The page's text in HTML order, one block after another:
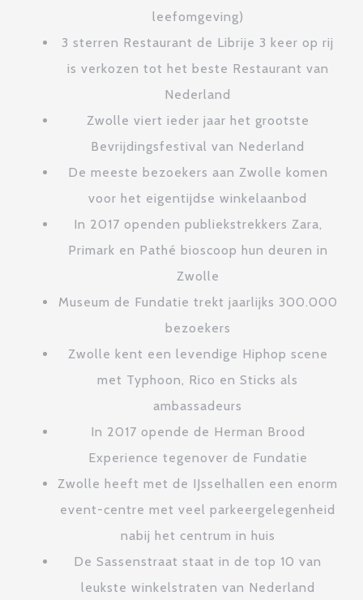
leefomgeving)
3 sterren Restaurant de Librije 3 keer op rij
is verkozen tot het beste Restaurant van
Nederland
Zwolle viert ieder jaar het grootste
Bevrijdingsfestival van Nederland
De meeste bezoekers aan Zwolle komen
voor het eigentijdse winkelaanbod
In 2017 openden publiekstrekkers Zara,
Primark en Pathé bioscoop hun deuren in
Zwolle
Museum de Fundatie trekt jaarlijks 300.000
bezoekers
Zwolle kent een levendige Hiphop scene
met Typhoon, Rico en Sticks als
ambassadeurs
In 2017 opende de Herman Brood
Experience tegenover de Fundatie
Zwolle heeft met de IJsselhallen een enorm
event-centre met veel parkeergelegenheid
nabij het centrum in huis
De Sassenstraat staat in de top 10 van
leukste winkelstraten van Nederland